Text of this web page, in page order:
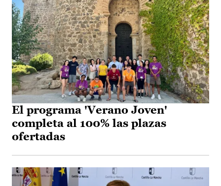
El programa 'Verano Joven'
completa al 100% las plazas
ofertadas